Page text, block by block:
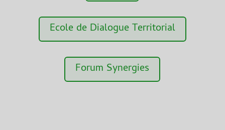
Ecole de Dialogue Territorial
Forum Synergies